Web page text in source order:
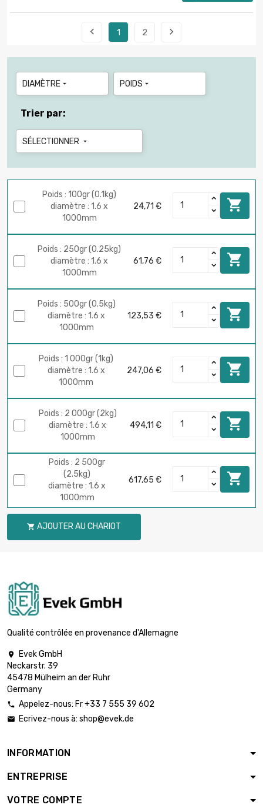
 1 2 
DIAMÈTRE  POIDS 
Trier par:
SÉLECTIONNER 
Poids : 100gr (0.1kg)
diamètre : 1.6 x
1000mm
24,71 € 
Poids : 250gr (0.25kg)
diamètre : 1.6 x
1000mm
61,76 € 
Poids : 500gr (0.5kg)
diamètre : 1.6 x
1000mm
123,53 € 
Poids : 1 000gr (1kg)
diamètre : 1.6 x
1000mm
247,06 € 
Poids : 2 000gr (2kg)
diamètre : 1.6 x
1000mm
494,11 € 
Poids : 2 500gr
(2.5kg)
diamètre : 1.6 x
1000mm
617,65 € 
 AJOUTER AU CHARIOT
Qualité contrôlée en provenance d'Allemagne

Evek GmbH
Neckarstr. 39
45478 Mülheim an der Ruhr
Germany
 Appelez-nous: Fr +33 7 555 39 602
 Ecrivez-nous à: shop@evek.de
INFORMATION
ENTREPRISE
VOTRE COMPTE